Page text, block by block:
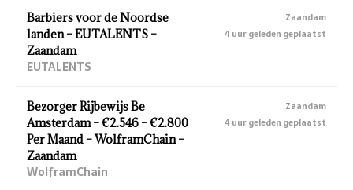
Barbiers voor de Noordse
landen – EUTALENTS –
Zaandam
EUTALENTS
Zaandam
4 uur geleden geplaatst
Bezorger Rijbewijs Be
Amsterdam – €2.546 – €2.800
Per Maand – WolframChain –
Zaandam
WolframChain
Zaandam
4 uur geleden geplaatst